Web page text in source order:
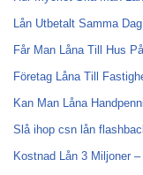
Lån Utbetalt Samma
Får Man Låna Till Hus
Företag Låna Till
Kan Man Låna
Slå ihop csn lån
Kostnad Lån 3 Miljoner